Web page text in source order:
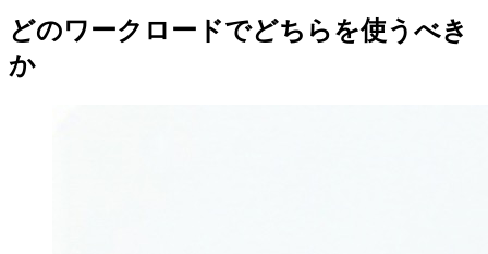
どのワークロードでどちらを使うべき
か